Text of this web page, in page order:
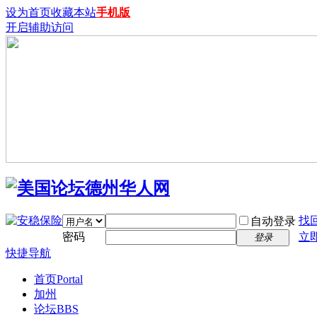
设为首页收藏本站手机版
开启辅助访问
自动登录 找
密码
登录
立
快捷导航
首页Portal
加州
论坛BBS